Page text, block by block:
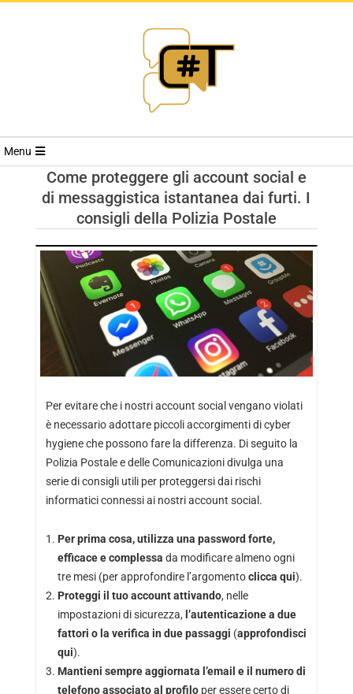
RIVISTA
TRENDS
Menu
Come proteggere gli account social e
di messaggistica istantanea dai furti. I
consigli della Polizia Postale
Per evitare che i nostri account social vengano violati
è necessario adottare piccoli accorgimenti di cyber
hygiene che possono fare la differenza. Di seguito la
Polizia Postale e delle Comunicazioni divulga una
serie di consigli utili per proteggersi dai rischi
informatici connessi ai nostri account social.
Per prima cosa, utilizza una password forte,
efficace e complessa da modificare almeno ogni
tre mesi (per approfondire l’argomentoclicca qui).
Proteggi il tuo account attivando, nelle
impostazioni di sicurezza, l’autenticazione a due
fattori o la verifica in due passaggi (approfondisci
qui).
Mantieni sempre aggiornata l’email e il numero di
telefono associato al profiloper essere certo di